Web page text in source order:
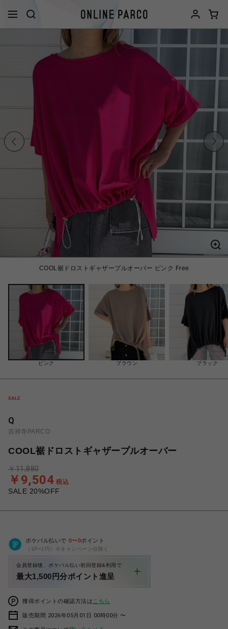
COOL裾ドロストギャザープルオーバー ピンク Free
ピンク ブラウン ブラック
Q
吉祥寺PARCO
COOL裾ドロストギャザープルオーバー
SALE 20%OFF
￥9,504 税込
￥11,880
ポケパル払いで 0〜0ポイント
（1P=1円）※キャンペーン分除く
会員登録後、ポケパル払い初回登録&利用で
最大1,500円分ポイント進呈
獲得ポイントの確認方法は こちら
販売期間 2026年05月01日 00時00分 〜